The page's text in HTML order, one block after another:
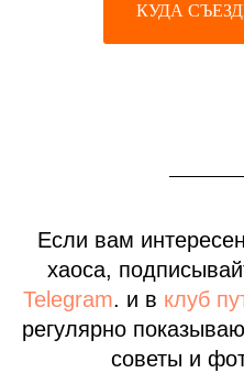
КУДА
Если вам
хаоса,
Telegram. и в клуб
регулярно
советы и